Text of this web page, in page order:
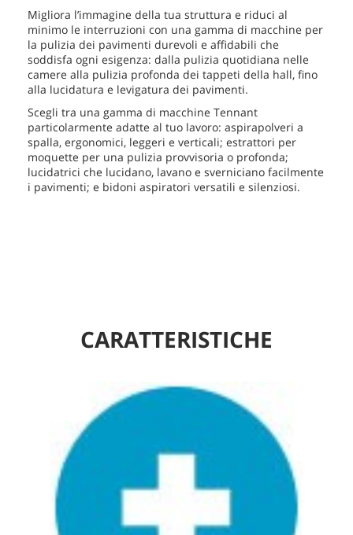
Migliora l’immagine della tua struttura e riduci al
minimo le interruzioni con una gamma di macchine per
la pulizia dei pavimenti durevoli e affidabili che
soddisfa ogni esigenza: dalla pulizia quotidiana nelle
camere alla pulizia profonda dei tappeti della hall, fino
alla lucidatura e levigatura dei pavimenti.
Scegli tra una gamma di macchine Tennant
particolarmente adatte al tuo lavoro: aspirapolveri a
spalla, ergonomici, leggeri e verticali; estrattori per
moquette per una pulizia provvisoria o profonda;
lucidatrici che lucidano, lavano e sverniciano facilmente
i pavimenti; e bidoni aspiratori versatili e silenziosi.
CARATTERISTICHE